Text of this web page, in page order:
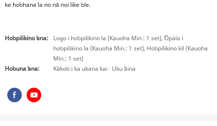
ke hoʻohana ʻia no nā noi like ʻole.
Hoʻopilikino ʻana:
Logo i hoʻopilikino ʻia (Kauoha Min.: 1 set), ʻŌpala i
hoʻopilikino ʻia (Kauoha Min.: 1 set), Hoʻopilikino kiʻi (Kauoha
Min.: 1 set)
Hoʻouna ʻana:
Kākoʻo i ka ukana kai · Uku ʻāina